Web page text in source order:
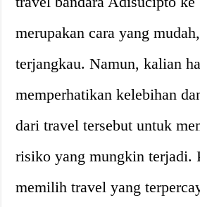
merupakan cara yang
terjangkau. Namun, kalian
memperhatikan kelebihan
dari travel tersebut untuk
risiko yang mungkin terjadi.
memilih travel yang